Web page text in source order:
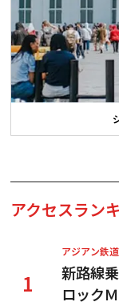
アクセスラン
アジアン鉄
新路線
ロック